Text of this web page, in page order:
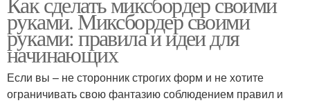
руками. Миксбордер своими
руками: правила и идеи для
начинающих
Если вы – не сторонник строгих форм и не хотите
ограничивать свою фантазию соблюдением правил и